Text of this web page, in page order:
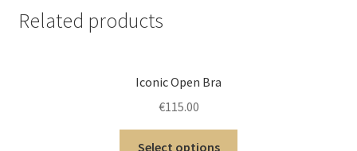
Related products
Iconic Open Bra
€115.00
Select options